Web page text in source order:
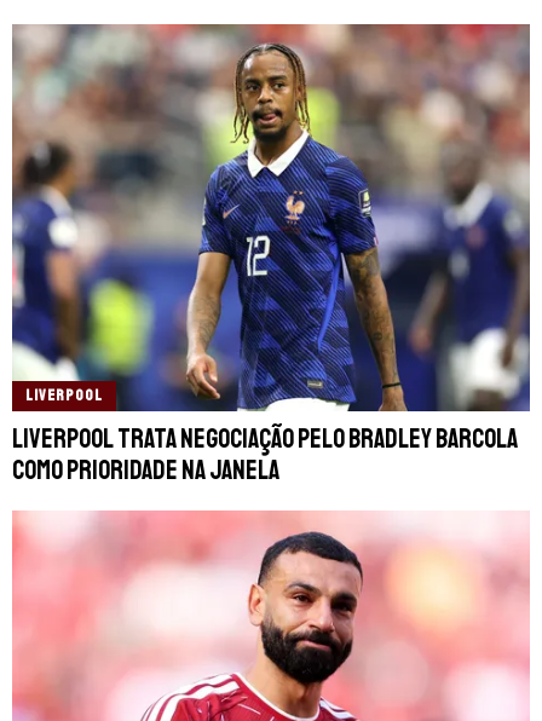
LIVERPOOL
Liverpool trata negociação pelo Bradley Barcola
como prioridade na janela